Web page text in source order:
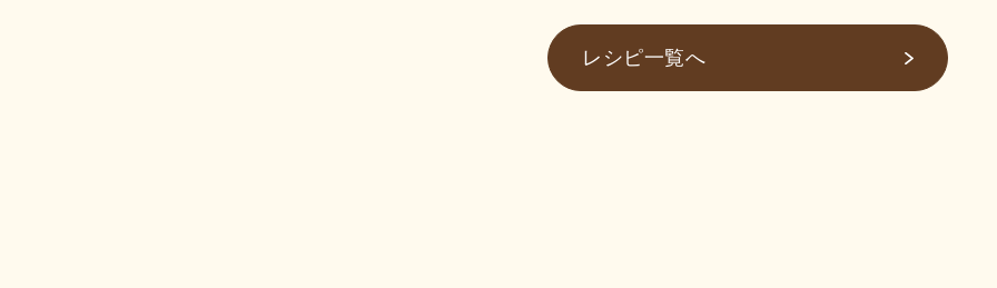
レシピ一覧へ